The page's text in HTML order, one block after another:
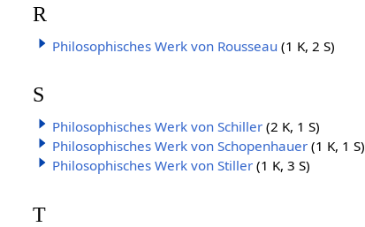
R
Philosophisches Werk von Rousseau (1 K, 2 S)
S
Philosophisches Werk von Schiller (2 K, 1 S)
Philosophisches Werk von Schopenhauer (1 K, 1 S)
Philosophisches Werk von Stiller (1 K, 3 S)
T